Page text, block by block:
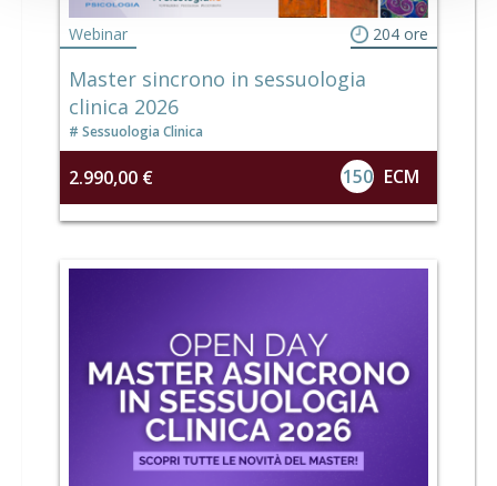
Webinar 204 ore
Master sincrono in sessuologia
clinica 2026
Sessuologia Clinica
2.990,00 € 150 ECM